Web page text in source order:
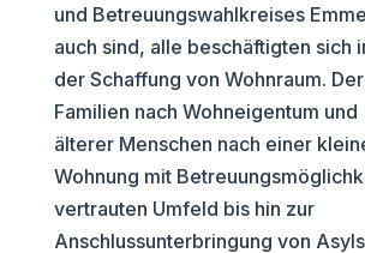
und Betreuungswahlkreises
auch sind, alle beschäftigten sich
der Schaffung von Wohnraum.
Familien nach Wohneigentum und
älterer Menschen nach einer
Wohnung mit
vertrauten Umfeld bis hin zur
Anschlussunterbringung von